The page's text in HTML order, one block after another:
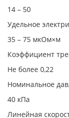
14 – 50
Удельное
35 – 75 мкОм×м
Коэффициент
Не более 0,22
Номинальное
40 кПа
Линейная